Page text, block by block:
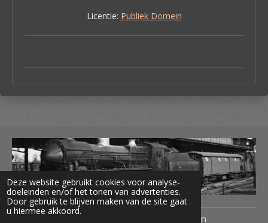
Deze website gebruikt cookies voor analyse-
doeleinden en/of het tonen van advertenties.
Door gebruik te blijven maken van de site gaat
u hiermee akkoord.
Licentie: Publiek Domein
© 2020 Treinen Nederland Terug naar Toen